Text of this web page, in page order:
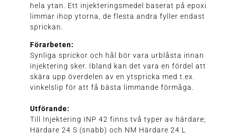
hela ytan. Ett injekteringsmedel baserat på epoxi
limmar ihop ytorna, de flesta andra fyller endast
sprickan.
Förarbeten:
Synliga sprickor och hål bör vara urblåsta innan
injektering sker. Ibland kan det vara en fördel att
skära upp överdelen av en ytspricka med t.ex.
vinkelslip för att få bästa limmande förmåga.
Utförande:
Till Injektering INP 42 finns två typer av härdare;
Härdare 24 S (snabb) och NM Härdare 24 L